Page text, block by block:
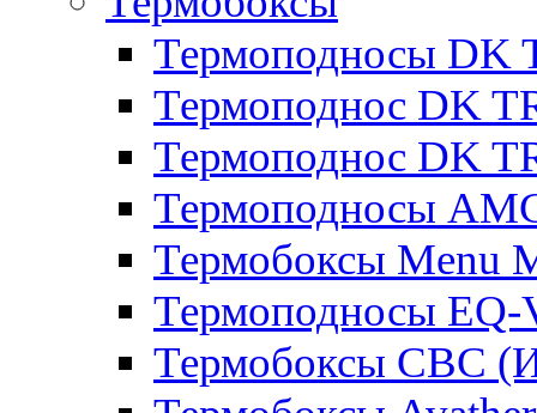
Термоподносы DK
Термоподнос DK
Термоподнос DK
Термоподносы
Термобоксы Menu
Термоподносы EQ-
Термобоксы CBC